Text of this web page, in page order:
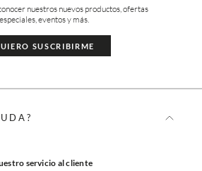
nuestros nuevos productos, ofertas
especiales, eventos y más.
SUSCRIBIRME
servicio al cliente